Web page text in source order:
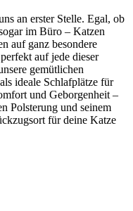
an erster Stelle. Egal, ob
im Büro – Katzen
auf ganz besondere
auf jede dieser
gemütlichen
ideale Schlafplätze für
und Geborgenheit –
Polsterung und seinem
für deine Katze